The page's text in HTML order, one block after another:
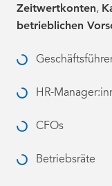
Zeitwertkonten,
betrieblichen
HR-
CFOs
Betriebsräte